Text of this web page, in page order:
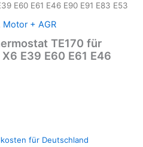
E60 E61 E46 E90 E91 E83 E53
+ AGR
TE170 für
E39 E60 E61 E46
für Deutschland